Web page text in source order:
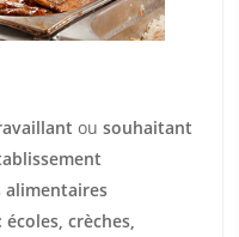
ou souhaitant
alimentaires
crèches,